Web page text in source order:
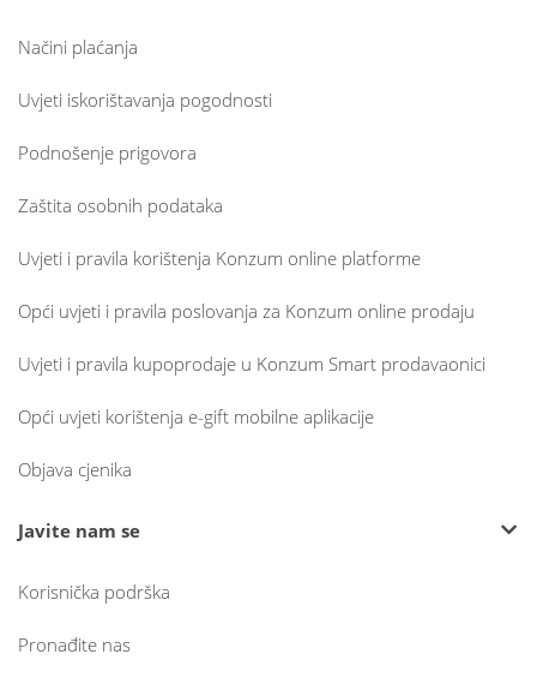
Načini plaćanja
Uvjeti iskorištavanja pogodnosti
Podnošenje prigovora
Zaštita osobnih podataka
Uvjeti i pravila korištenja Konzum online platforme
Opći uvjeti i pravila poslovanja za Konzum online prodaju
Uvjeti i pravila kupoprodaje u Konzum Smart prodavaonici
Opći uvjeti korištenja e-gift mobilne aplikacije
Objava cjenika
Javite nam se
Korisnička podrška
Pronađite nas